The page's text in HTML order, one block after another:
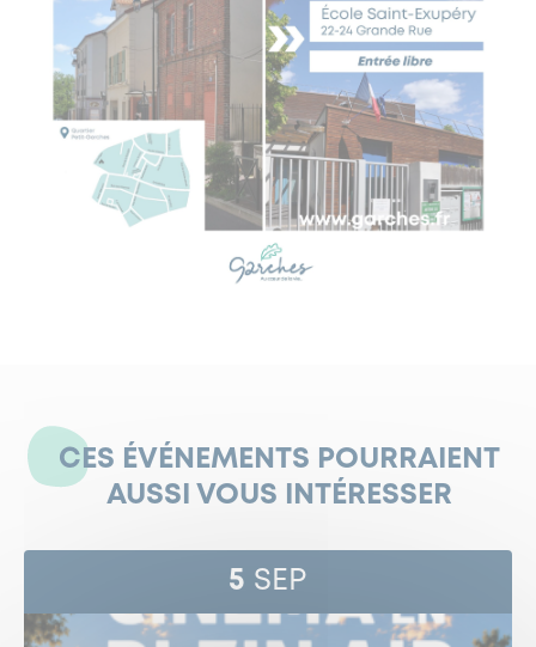
CES ÉVÉNEMENTS POURRAIENT
AUSSI VOUS INTÉRESSER
5 SEP